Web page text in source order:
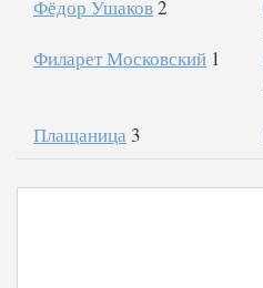
Фёдор Ушаков2
Филарет Московский 1
Плащаница 3